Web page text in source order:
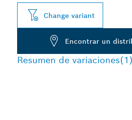
Change variant
Encontrar un
Resumen de variaciones(1)